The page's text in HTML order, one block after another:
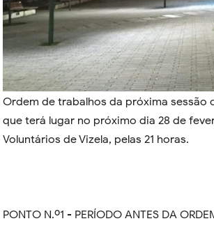
Ordem de trabalhos da próxima sessão
que terá lugar no próximo dia 28 de
Voluntários de Vizela, pelas 21 horas.
PONTO N.º1 - PERÍODO ANTES DA